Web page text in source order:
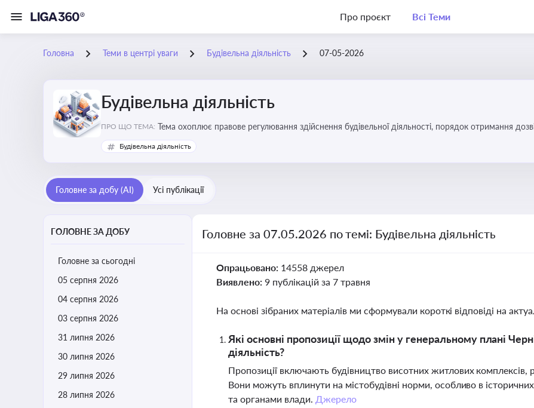
Про проєкт Всі Теми
Головна Теми в центрі уваги Будівельна діяльність 07-05-2026
Будівельна діяльність
ПРО ЩО ТЕМА: Тема охоплює правове регулювання здійснення будівельної діяльності, порядок отримання
контролю
Будівельна діяльність
Головне за добу (AI) Усі публікації
ГОЛОВНЕ ЗА ДОБУ
Головне за сьогодні
05 серпня 2026
04 серпня 2026
03 серпня 2026
31 липня 2026
30 липня 2026
29 липня 2026
28 липня 2026
Головне за 07.05.2026 по темі: Будівельна діяльність
Опрацьовано: 14558 джерел
Виявлено: 9 публікацій за 7 травня
На основі зібраних матеріалів ми сформували короткі відповіді на
Які основні пропозиції щодо змін у генеральному плані
діяльність?
Пропозиції включають будівництво висотних житлових комплексів,
Вони можуть вплинути на містобудівні норми, особливо в
та органами влади. Джерело